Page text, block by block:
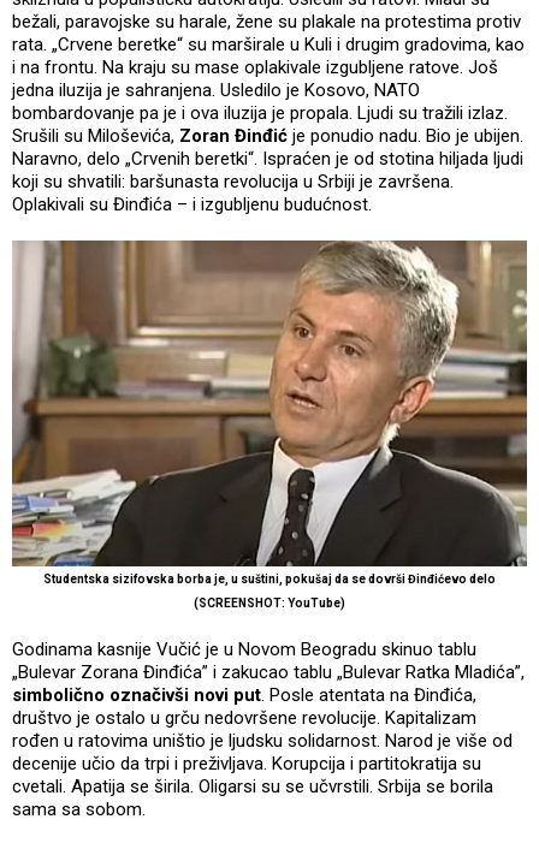
bežali, paravojske su harale, žene su plakale na protestima protiv
rata. „Crvene beretke“ su marširale u Kuli i drugim gradovima, kao
i na frontu. Na kraju su mase oplakivale izgubljene ratove. Još
jedna iluzija je sahranjena. Usledilo je Kosovo, NATO
bombardovanje pa je i ova iluzija je propala. Ljudi su tražili izlaz.
Srušili su Miloševića, Zoran Đinđić je ponudio nadu. Bio je ubijen.
Naravno, delo „Crvenih beretki“. Ispraćen je od stotina hiljada ljudi
koji su shvatili: baršunasta revolucija u Srbiji je završena.
Oplakivali su Đinđića – i izgubljenu budućnost.
Studentska sizifovska borba je, u suštini, pokušaj da se dovrši Đinđićevo delo
(SCREENSHOT: YouTube)
Godinama kasnije Vučić je u Novom Beogradu skinuo tablu
„Bulevar Zorana Đinđića” i zakucao tablu „Bulevar Ratka Mladića”,
simbolično označivši novi put. Posle atentata na Đinđića,
društvo je ostalo u grču nedovršene revolucije. Kapitalizam
rođen u ratovima uništio je ljudsku solidarnost. Narod je više od
decenije učio da trpi i preživljava. Korupcija i partitokratija su
cvetali. Apatija se širila. Oligarsi su se učvrstili. Srbija se borila
sama sa sobom.